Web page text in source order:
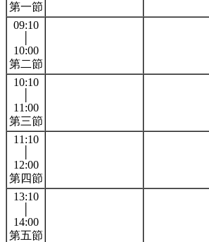
第一節
09:10
10:00
第二節
10:10
11:00
第三節
11:10
12:00
第四節
13:10
14:00
第五節